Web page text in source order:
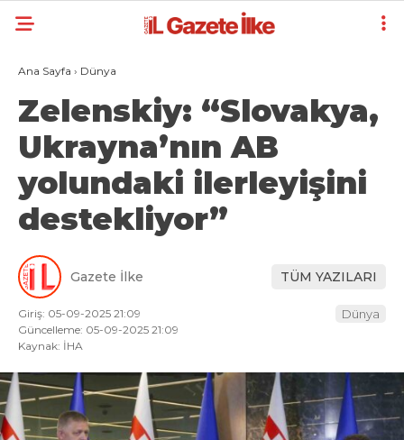
Ana Sayfa › Dünya
Zelenskiy: “Slovakya,
Ukrayna’nın AB
yolundaki ilerleyişini
destekliyor”
Gazete İlke TÜM YAZILARI
Giriş: 05-09-2025 21:09
Güncelleme: 05-09-2025 21:09
Kaynak: İHA
Dünya